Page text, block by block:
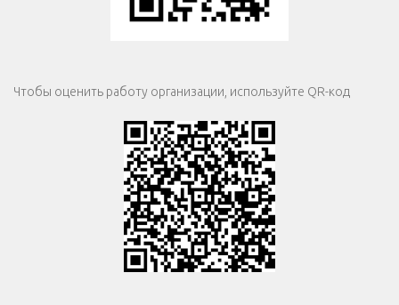
Чтобы оценить работу организации, используйте QR-код